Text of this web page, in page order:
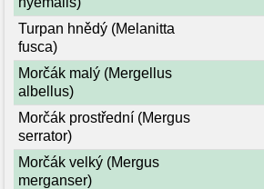
Turpan hnědý (Melanitta
fusca)
Morčák malý (Mergellus
albellus)
Morčák prostřední (Mergus
serrator)
Morčák velký (Mergus
merganser)